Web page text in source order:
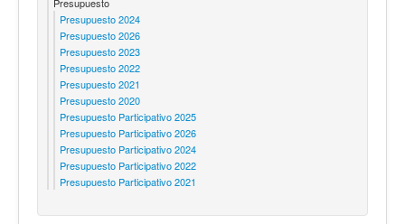
Presupuesto 2024
Presupuesto 2026
Presupuesto 2023
Presupuesto 2022
Presupuesto 2021
Presupuesto 2020
Presupuesto Participativo 2025
Presupuesto Participativo 2026
Presupuesto Participativo 2024
Presupuesto Participativo 2022
Presupuesto Participativo 2021